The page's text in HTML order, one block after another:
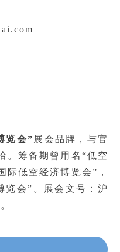
览会” 展会品牌，与官
。筹备期曾用名“低空
际低空经济博览会”，
览会”。展会文号：沪